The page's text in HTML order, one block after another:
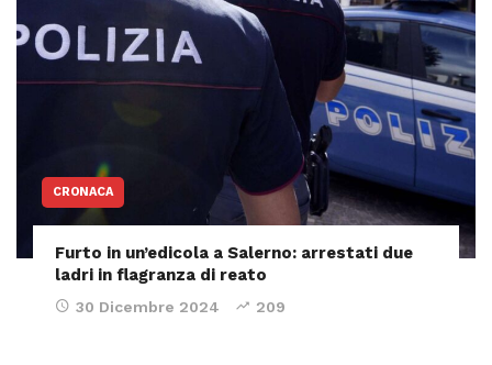
CRONACA
Furto in un’edicola a Salerno: arrestati due
ladri in flagranza di reato
30 Dicembre 2024 209